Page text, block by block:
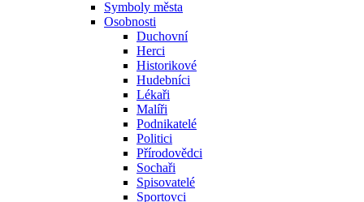
Symboly města
Osobnosti
Duchovní
Herci
Historikové
Hudebníci
Lékaři
Malíři
Podnikatelé
Politici
Přírodovědci
Sochaři
Spisovatelé
Sportovci